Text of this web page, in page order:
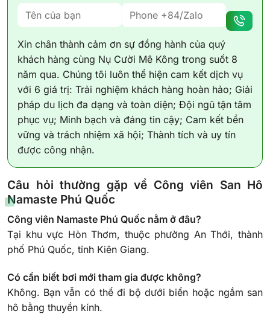
Xin chân thành cảm ơn sự đồng hành của quý
khách hàng cùng Nụ Cười Mê Kông trong suốt 8
năm qua. Chúng tôi luôn thể hiện cam kết dịch vụ
với 6 giá trị: Trải nghiệm khách hàng hoàn hảo; Giải
pháp du lịch đa dạng và toàn diện; Đội ngũ tận tâm
phục vụ; Minh bạch và đáng tin cậy; Cam kết bền
vững và trách nhiệm xã hội; Thành tích và uy tín
được công nhận.
Câu hỏi thường gặp về Công viên San Hô
Namaste Phú Quốc
Công viên Namaste Phú Quốc nằm ở đâu?
Tại khu vực Hòn Thơm, thuộc phường An Thới, thành
phố Phú Quốc, tỉnh Kiên Giang.
Có cần biết bơi mới tham gia được không?
Không. Bạn vẫn có thể đi bộ dưới biển hoặc ngắm san
hô bằng thuyền kính.